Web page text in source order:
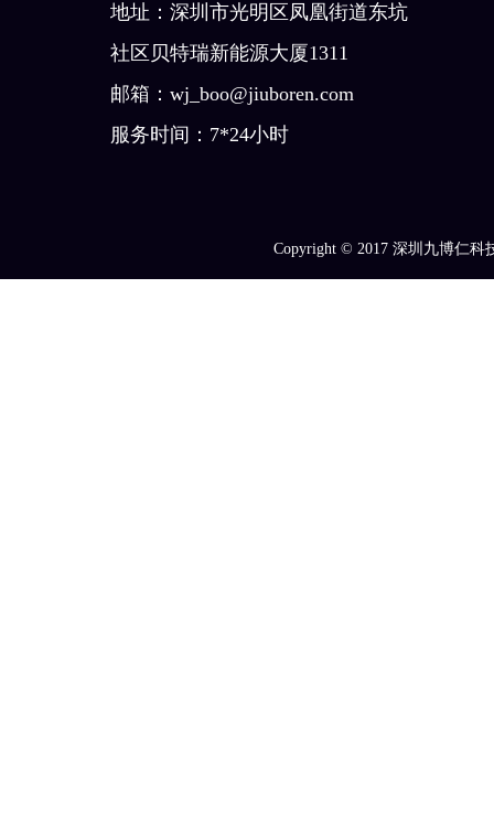
Copyright © 2017 深圳九博仁科
地址：深圳市光明区凤凰街道东坑
社区贝特瑞新能源大厦1311
邮箱：wj_boo@jiuboren.com
服务时间：7*24小时